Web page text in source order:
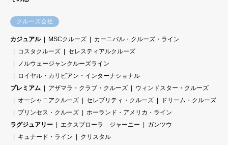
クルーズ会社
カジュアル MSCクルーズ
カーニバル・クルーズ・ライン
コスタクルーズ
セレスティアルクルーズ
ノルウェージャンクルーズライン
ロイヤル・カリビアン・インターナショナル
プレミアム
アザマラ・クラブ・クルーズ
ウィンドスター・クルーズ
オーシャニアクルーズ
セレブリティ・クルーズ
ドリーム・クルーズ
プリンセス・クルーズ
ホーランド・アメリカ・ライン
ラグジュアリー
エクスプローラ ジャーニー
ガンツウ
キュナード・ライン
クリスタル